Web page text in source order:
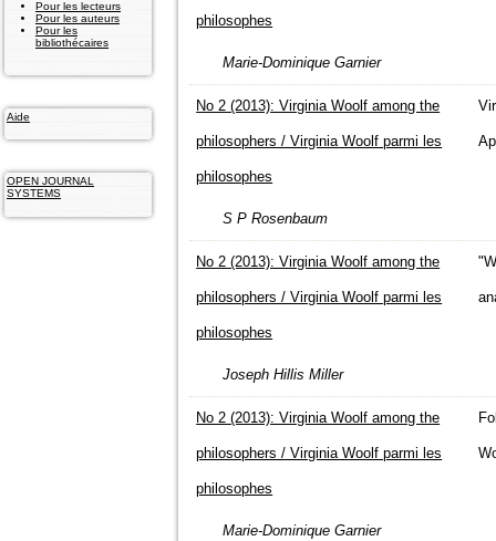
Pour les lecteurs
Pour les auteurs
Pour les
bibliothécaires
Aide
OPEN JOURNAL
SYSTEMS
philosophes
Marie-Dominique Garnier
No 2 (2013): Virginia Woolf among the
philosophers / Virginia Woolf parmi les
philosophes
S P Rosenbaum
No 2 (2013): Virginia Woolf among the
philosophers / Virginia Woolf parmi les
philosophes
Joseph Hillis Miller
No 2 (2013): Virginia Woolf among the
philosophers / Virginia Woolf parmi les
philosophes
Marie-Dominique Garnier